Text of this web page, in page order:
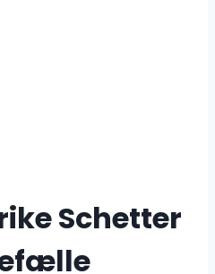
Schetter